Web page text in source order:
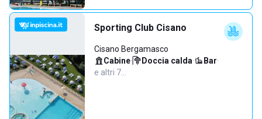
Sporting Club Cisano
Cisano Bergamasco
Cabine· Doccia calda· Bar·
e altri 7…